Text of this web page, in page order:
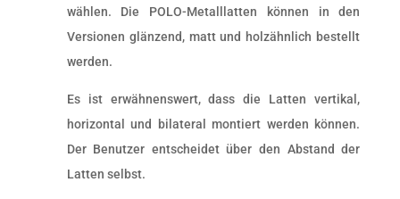
wählen. Die POLO-Metalllatten können in den
Versionen glänzend, matt und holzähnlich bestellt
werden.
Es ist erwähnenswert, dass die Latten vertikal,
horizontal und bilateral montiert werden können.
Der Benutzer entscheidet über den Abstand der
Latten selbst.